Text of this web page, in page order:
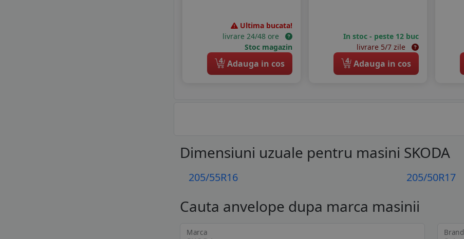
Ultima bucata!
livrare 24/48 ore
Stoc magazin
4 Adauga in cos
In stoc - peste 12 buc
livrare 5/7 zile
4 Adauga in cos
Dimensiuni uzuale pentru masini SKODA
205/55R16 205/50R17
Cauta anvelope dupa marca masinii
Marca Brand